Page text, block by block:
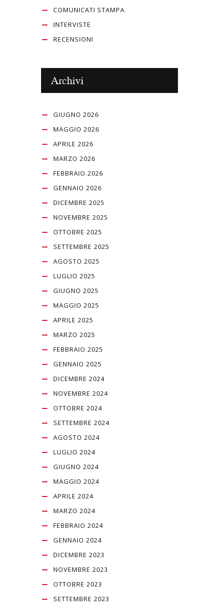
COMUNICATI STAMPA
INTERVISTE
RECENSIONI
Archivi
GIUGNO 2026
MAGGIO 2026
APRILE 2026
MARZO 2026
FEBBRAIO 2026
GENNAIO 2026
DICEMBRE 2025
NOVEMBRE 2025
OTTOBRE 2025
SETTEMBRE 2025
AGOSTO 2025
LUGLIO 2025
GIUGNO 2025
MAGGIO 2025
APRILE 2025
MARZO 2025
FEBBRAIO 2025
GENNAIO 2025
DICEMBRE 2024
NOVEMBRE 2024
OTTOBRE 2024
SETTEMBRE 2024
AGOSTO 2024
LUGLIO 2024
GIUGNO 2024
MAGGIO 2024
APRILE 2024
MARZO 2024
FEBBRAIO 2024
GENNAIO 2024
DICEMBRE 2023
NOVEMBRE 2023
OTTOBRE 2023
SETTEMBRE 2023